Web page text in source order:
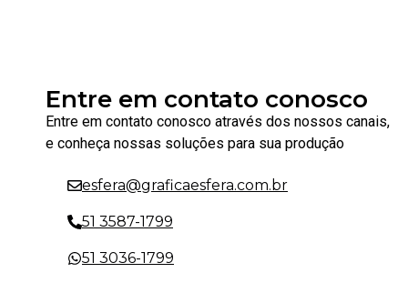
Entre em contato conosco
Entre em contato conosco através dos nossos canais,
e conheça nossas soluções para sua produção
esfera@graficaesfera.com.br
51 3587-1799
51 3036-1799